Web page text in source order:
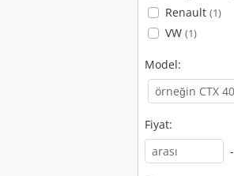
Renault (1)
VW (1)
Model:
Fiyat:
-